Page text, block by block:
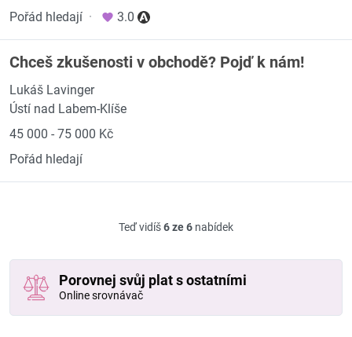
Pořád hledají · 3.0
Chceš zkušenosti v obchodě? Pojď k nám!
Lukáš Lavinger
Ústí nad Labem-Klíše
45 000 - 75 000 Kč
Pořád hledají
Teď vidíš6 ze 6 nabídek
Porovnej svůj plat s ostatními
Online srovnávač